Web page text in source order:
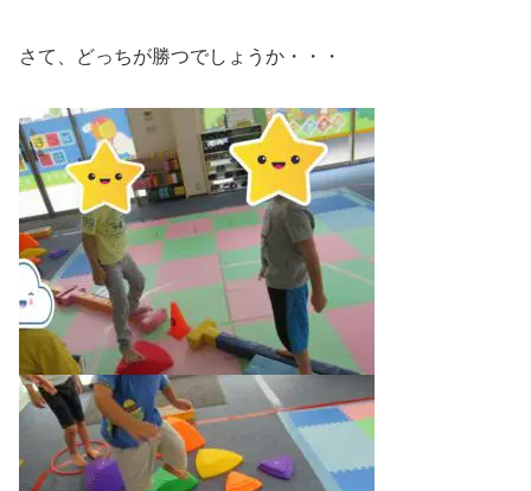
さて、どっちが勝つでしょうか・・・